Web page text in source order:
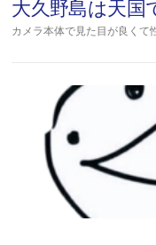
大久野島は天国
カメラ本体で見た目が良く